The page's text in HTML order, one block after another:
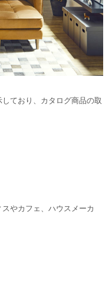
ており、カタログ商品の取
やカフェ、ハウスメーカ